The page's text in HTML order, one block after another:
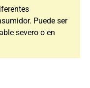
Puede ser
severo o en